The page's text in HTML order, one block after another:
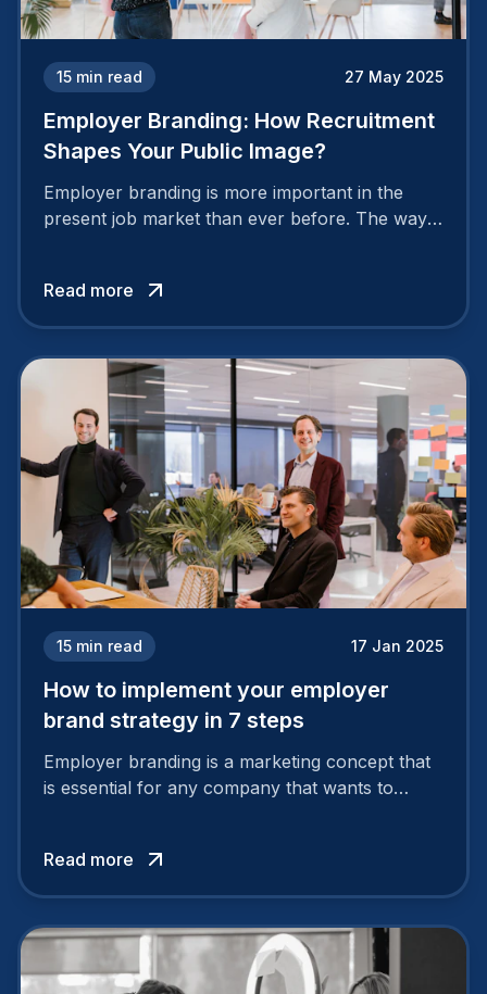
15 min read 27 May 2025
Employer Branding: How Recruitment
Shapes Your Public Image?
Employer branding is more important in the
present job market than ever before. The way
Read more
15 min read 17 Jan 2025
How to implement your employer
brand strategy in 7 steps
Employer branding is a marketing concept that
is essential for any company that wants to
solid and positive employer brand are clear, you
cannot simply wave a magic wand for it to be
Read more